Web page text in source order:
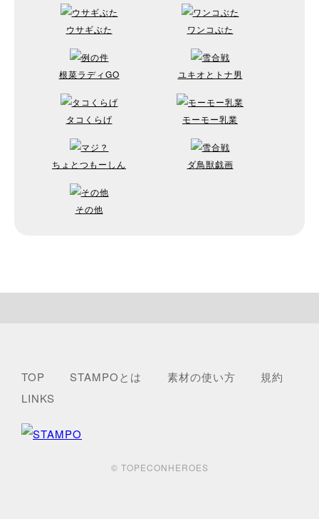
ウサギぶた ワンコぶた
根菜ラディGO ユキオとトナ男
タコくらげ モーモー乳業
ちょとつもーしん ダ鳥獣戯画
その他
TOP STAMPOとは 素材の使い方
規約
LINKS
© TOPECONHEROES